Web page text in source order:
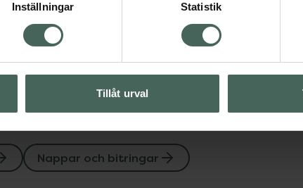
Inställningar Statistik
Tillåt urval
och bitringar
Nappar och bitringar